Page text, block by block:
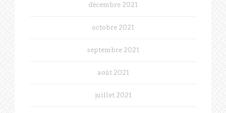
décembre 2021
octobre 2021
septembre 2021
août 2021
juillet 2021